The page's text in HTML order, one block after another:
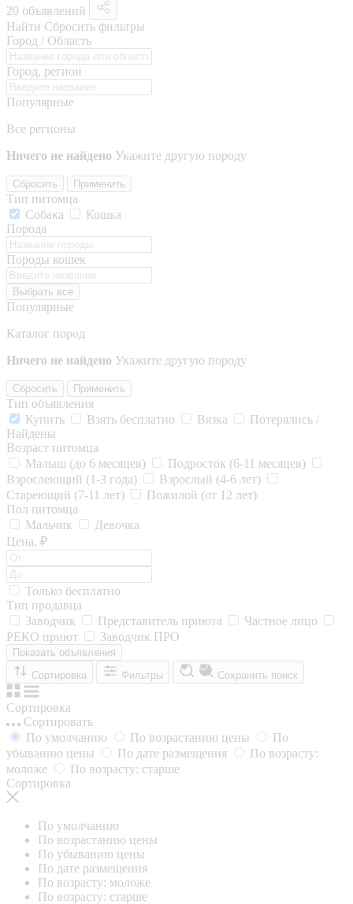
20 объявлений
Найти Сбросить фильтры
Город / Область
Город, регион
Популярные
Все регионы
Ничего не найдено Укажите другую породу
Сбросить Применить
Тип питомца
Собака
Кошка
Порода
Породы кошек
Выбрать все
Популярные
Каталог пород
Ничего не найдено Укажите другую породу
Сбросить Применить
Тип объявления
Купить
Взять бесплатно Вязка
Потерялись /
Найдены
Возраст питомца
Малыш (до 6 месяцев)
Подросток (6-11 месяцев)
Взрослеющий (1-3 года)
Взрослый (4-6 лет)
Стареющий (7-11 лет)
Пожилой (от 12 лет)
Пол питомца
Мальчик
Девочка
Цена, ₽
Только бесплатно
Тип продавца
Заводчик
Представитель приюта
Частное лицо
РЕКО приют
Заводчик ПРО
Показать объявления
Сортировка
Фильтры Сохранить поиск
Сортировка
Сортировать
По умолчанию
По возрастанию цены
По
убыванию цены
По дате размещения
По возрасту:
моложе
По возрасту: старше
Сортировка
По умолчанию
По возрастанию цены
По убыванию цены
По дате размещения
По возрасту: моложе
По возрасту: старше